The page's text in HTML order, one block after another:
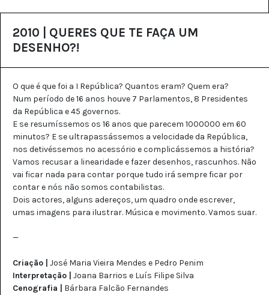
2010 | QUERES QUE TE FAÇA UM
DESENHO?!
O que é que foi a I República? Quantos eram? Quem era?
Num período de 16 anos houve 7 Parlamentos, 8 Presidentes
da República e 45 governos.
E se resumíssemos os 16 anos que parecem 1000000 em 60
minutos? E se ultrapassássemos a velocidade da República,
nos detivéssemos no acessório e complicássemos a história?
Vamos recusar a linearidade e fazer desenhos, rascunhos. Não
vai ficar nada para contar porque tudo irá sempre ficar por
contar e nós não somos contabilistas.
Dois actores, alguns adereços, um quadro onde escrever,
umas imagens para ilustrar. Música e movimento. Vamos suar.
—
Criação |
José Maria Vieira Mendes e Pedro Penim
Interpretação |
Joana Barrios e Luís Filipe Silva
Cenografia |
Bárbara Falcão Fernandes